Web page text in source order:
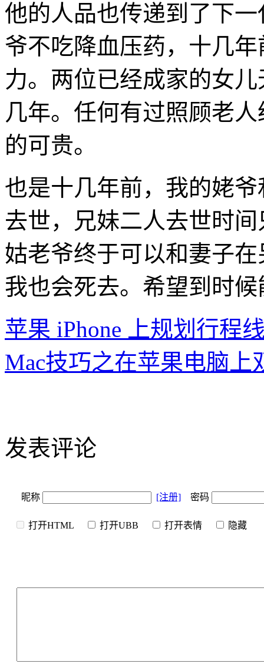
他的人品也传递到了下
爷不吃降血压药，十几
力。两位已经成家的女
几年。任何有过照顾老
的可贵。
也是十几年前，我的姥
去世，兄妹二人去世时
姑老爷终于可以和妻子
我也会死去。希望到时
苹果 iPhone 上规划行程
Mac技巧之在苹果电脑
发表评论
昵称 [注册] 密码
打开HTML 打开UBB 打开表情 隐